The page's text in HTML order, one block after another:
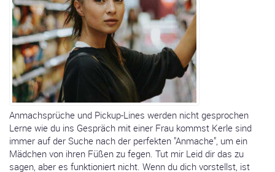
Anmachsprüche und Pickup-Lines werden nicht gesprochen
Lerne wie du ins Gespräch mit einer Frau kommst Kerle sind
immer auf der Suche nach der perfekten "Anmache", um ein
Mädchen von ihren Füßen zu fegen. Tut mir Leid dir das zu
sagen, aber es funktioniert nicht. Wenn du dich vorstellst, ist